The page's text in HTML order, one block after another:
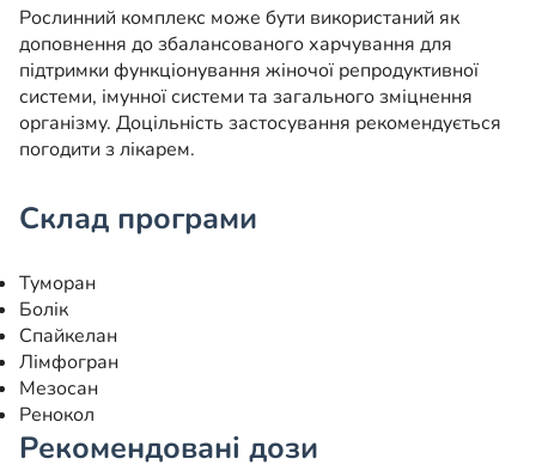
Рослинний комплекс може бути використаний як
доповнення до збалансованого харчування для
підтримки функціонування жіночої репродуктивної
системи, імунної системи та загального зміцнення
організму. Доцільність застосування рекомендується
погодити з лікарем.
Склад програми
Туморан
Болік
Спайкелан
Лімфогран
Мезосан
Ренокол
Рекомендовані дози